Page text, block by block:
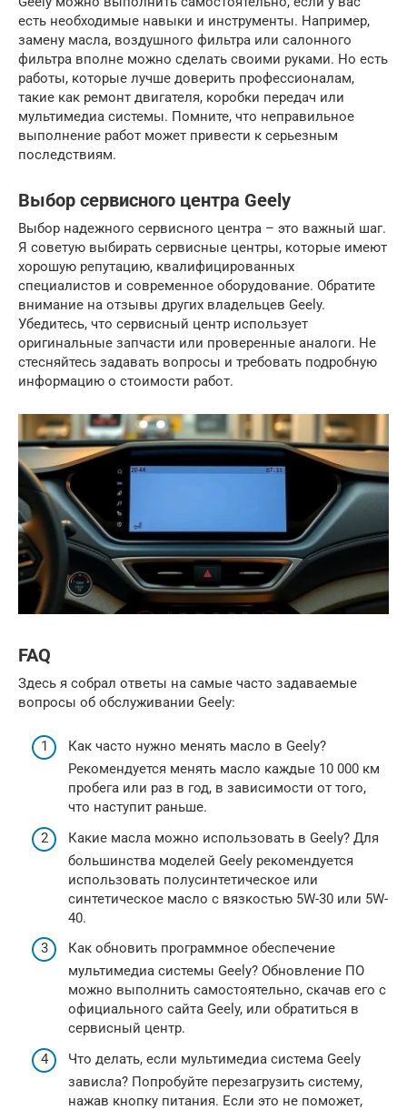
есть необходимые навыки и инструменты. Например,
замену масла, воздушного фильтра или салонного
фильтра вполне можно сделать своими руками. Но есть
работы, которые лучше доверить профессионалам,
такие как ремонт двигателя, коробки передач или
мультимедиа системы. Помните, что неправильное
выполнение работ может привести к серьезным
последствиям.
Выбор сервисного центра Geely
Выбор надежного сервисного центра – это важный шаг.
Я советую выбирать сервисные центры, которые имеют
хорошую репутацию, квалифицированных
специалистов и современное оборудование. Обратите
внимание на отзывы других владельцев Geely.
Убедитесь, что сервисный центр использует
оригинальные запчасти или проверенные аналоги. Не
стесняйтесь задавать вопросы и требовать подробную
информацию о стоимости работ.
FAQ
Здесь я собрал ответы на самые часто задаваемые
вопросы об обслуживании Geely:
Как часто нужно менять масло в Geely?
Рекомендуется менять масло каждые 10 000 км
пробега или раз в год, в зависимости от того,
что наступит раньше.
Какие масла можно использовать в Geely? Для
большинства моделей Geely рекомендуется
использовать полусинтетическое или
синтетическое масло с вязкостью 5W-30 или 5W-
40.
Как обновить программное обеспечение
мультимедиа системы Geely? Обновление ПО
можно выполнить самостоятельно, скачав его с
официального сайта Geely, или обратиться в
сервисный центр.
Что делать, если мультимедиа система Geely
зависла? Попробуйте перезагрузить систему,
нажав кнопку питания. Если это не поможет,